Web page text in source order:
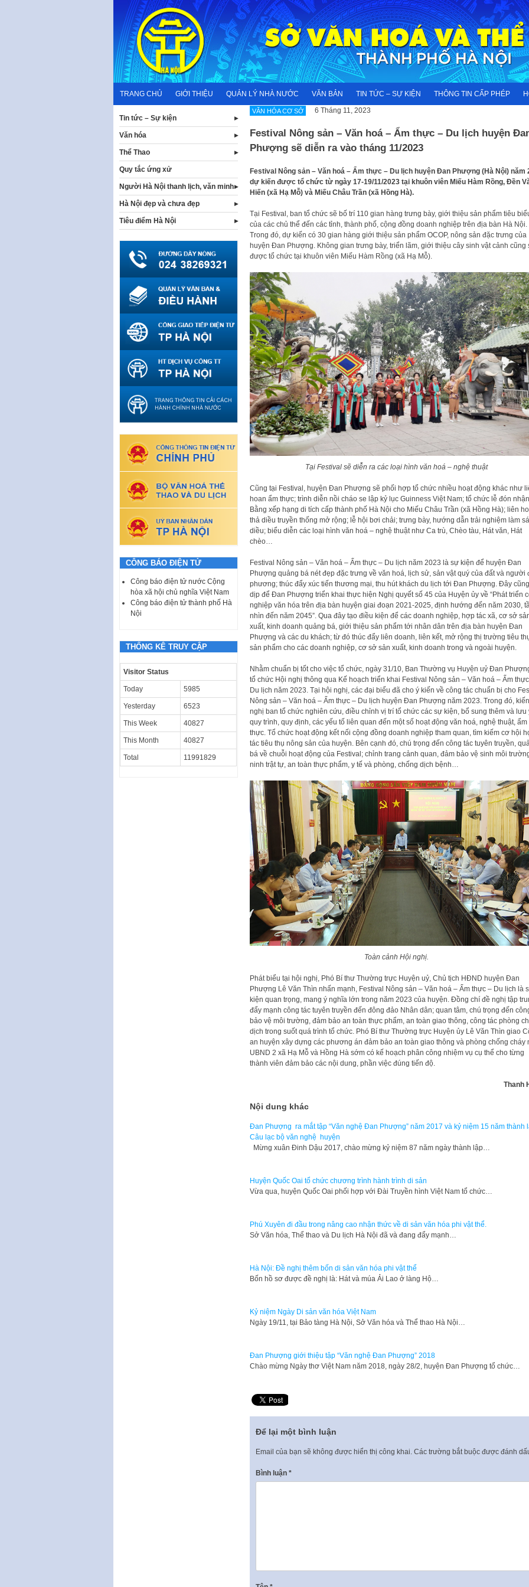
content
TRANG CHỦ GIỚI THIỆU QUẢN LÝ NHÀ NƯỚC VĂN BẢN TIN TỨC – SỰ KIỆN THÔNG TIN CẤP PHÉP
VĂN HÓA CƠ SỞ 6 Tháng 11, 2023
Festival Nông sản – Văn hoá – Ẩm thực – Du lịch huyện
Phượng sẽ diễn ra vào tháng 11/2023
Festival Nông sản – Văn hoá – Ẩm thực – Du lịch huyện Đan Phượng (Hà Nội) năm
dự kiến được tổ chức từ ngày 17-19/11/2023 tại khuôn viên Miếu Hàm Rồng, Đền
Hiến (xã Hạ Mỗ) và Miếu Châu Trần (xã Hồng Hà).
Tại Festival, ban tổ chức sẽ bố trí 110 gian hàng trưng bày, giới thiệu sản phẩm tiêu
của các chủ thể đến các tỉnh, thành phố, cộng đồng doanh nghiệp trên địa bàn Hà Nội.
Trong đó, dự kiến có 30 gian hàng giới thiệu sản phẩm OCOP, nông sản đặc trưng của
huyện Đan Phượng. Không gian trưng bày, triển lãm, giới thiệu cây sinh vật cảnh cũng
được tổ chức tại khuôn viên Miếu Hàm Rồng (xã Hạ Mỗ).
Tại Festival sẽ diễn ra các loại hình văn hoá – nghệ thuật
Cũng tại Festival, huyện Đan Phượng sẽ phối hợp tổ chức nhiều hoạt động khác như
hoan ẩm thực; trình diễn nồi cháo se lập kỷ lục Guinness Việt Nam; tổ chức lễ đón nhận
Bằng xếp hạng di tích cấp thành phố Hà Nội cho Miếu Châu Trần (xã Hồng Hà); liên
thả diều truyền thống mở rộng; lễ hội bơi chải; trưng bày, hướng dẫn trải nghiệm làm
diều; biểu diễn các loại hình văn hoá – nghệ thuật như Ca trù, Chèo tàu, Hát văn, Hát
chèo…
Festival Nông sản – Văn hoá – Ẩm thực – Du lịch năm 2023 là sự kiện để huyện Đan
Phượng quảng bá nét đẹp đặc trưng về văn hoá, lịch sử, sản vật quý của đất và người
phương; thúc đẩy xúc tiến thương mại, thu hút khách du lịch tới Đan Phượng. Đây
dịp để Đan Phượng triển khai thực hiện Nghị quyết số 45 của Huyện ủy về “Phát triển
nghiệp văn hóa trên địa bàn huyện giai đoạn 2021-2025, định hướng đến năm 2030,
nhìn đến năm 2045”. Qua đây tạo điều kiện để các doanh nghiệp, hợp tác xã, cơ sở
xuất, kinh doanh quảng bá, giới thiệu sản phẩm tới nhân dân trên địa bàn huyện Đan
Phượng và các du khách; từ đó thúc đẩy liên doanh, liên kết, mở rộng thị trường tiêu
sản phẩm cho các doanh nghiệp, cơ sở sản xuất, kinh doanh trong và ngoài huyện.
Nhằm chuẩn bị tốt cho việc tổ chức, ngày 31/10, Ban Thường vụ Huyện uỷ Đan
tổ chức Hội nghị thông qua Kế hoạch triển khai Festival Nông sản – Văn hoá – Ẩm
Du lịch năm 2023. Tại hội nghị, các đại biểu đã cho ý kiến về công tác chuẩn bị cho
Nông sản – Văn hoá – Ẩm thực – Du lịch huyện Đan Phượng năm 2023. Trong đó, kiến
nghị ban tổ chức nghiên cứu, điều chỉnh vị trí tổ chức các sự kiện, bổ sung thêm và lưu
quy trình, quy định, các yếu tố liên quan đến một số hoạt động văn hoá, nghệ thuật, ẩm
thực. Tổ chức hoạt động kết nối cộng đồng doanh nghiệp tham quan, tìm kiếm cơ hội
tác tiêu thụ nông sản của huyện. Bên cạnh đó, chú trọng đến công tác tuyên truyền,
bá về chuỗi hoạt động của Festival; chỉnh trang cảnh quan, đảm bảo vệ sinh môi
ninh trật tự, an toàn thực phẩm, y tế và phòng, chống dịch bệnh…
Toàn cảnh Hội nghị.
Phát biểu tại hội nghị, Phó Bí thư Thường trực Huyện uỷ, Chủ tịch HĐND huyện Đan
Phượng Lê Văn Thìn nhấn mạnh, Festival Nông sản – Văn hoá – Ẩm thực – Du lịch là
kiện quan trọng, mang ý nghĩa lớn trong năm 2023 của huyện. Đồng chí đề nghị tập
đẩy mạnh công tác tuyên truyền đến đông đảo Nhân dân; quan tâm, chú trọng đến
bảo vệ môi trường, đảm bảo an toàn thực phẩm, an toàn giao thông, công tác phòng
dịch trong suốt quá trình tổ chức. Phó Bí thư Thường trực Huyện ủy Lê Văn Thìn giao
an huyện xây dựng các phương án đảm bảo an toàn giao thông và phòng chống cháy
UBND 2 xã Hạ Mỗ và Hồng Hà sớm có kế hoạch phân công nhiệm vụ cụ thể cho từng
thành viên đảm bảo các nội dung, phần việc đúng tiến độ.
Thanh
Nội dung khác
Đan Phượng ra mắt tập “Văn nghệ Đan Phượng” năm 2017 và kỷ niệm 15 năm thành
Câu lạc bộ văn nghệ huyện
Mừng xuân Đinh Dậu 2017, chào mừng kỷ niệm 87 năm ngày thành lập…
Huyện Quốc Oai tổ chức chương trình hành trình di sản
Vừa qua, huyện Quốc Oai phối hợp với Đài Truyền hình Việt Nam tổ chức…
Phú Xuyên đi đầu trong nâng cao nhận thức về di sản văn hóa phi vật thể.
​Sở Văn hóa, Thể thao và Du lịch Hà Nội đã và đang đẩy mạnh…
Hà Nội: Đề nghị thêm bốn di sản văn hóa phi vật thể
Bốn hồ sơ được đề nghị là: Hát và múa Ải Lao ở làng Hộ…
Kỷ niệm Ngày Di sản văn hóa Việt Nam
​Ngày 19/11, tại Bảo tàng Hà Nội, Sở Văn hóa và Thể thao Hà Nội…
Đan Phượng giới thiệu tập “Văn nghệ Đan Phượng” 2018
Chào mừng Ngày thơ Việt Nam năm 2018, ngày 28/2, huyện Đan Phượng tổ chức…
Để lại một bình luận
Email của bạn sẽ không được hiển thị công khai. Các trường bắt buộc được đánh
Bình luận *
Tin tức – Sự kiện
Văn hóa
Thể Thao
Quy tắc ứng xử
Người Hà Nội thanh lịch, văn minh
Hà Nội đẹp và chưa đẹp
Tiêu điểm Hà Nội
CÔNG BÁO ĐIỆN TỬ
Công báo điện tử nước Cộng
hòa xã hội chủ nghĩa Việt Nam
Công báo điện tử thành phố Hà
Nội
THỐNG KÊ TRUY CẬP
Visitor Status
Today 5985
Yesterday 6523
This Week 40827
This Month 40827
Total 11991829